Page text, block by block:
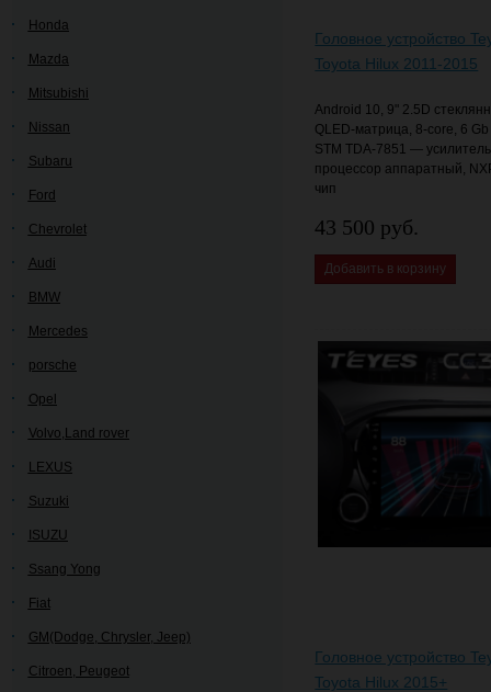
Honda
Mazda
Mitsubishi
Nissan
Subaru
Ford
Chevrolet
Audi
BMW
Mercedes
porsche
Opel
Volvo,Land rover
LEXUS
Suzuki
ISUZU
Ssang Yong
Fiat
GM(Dodge, Chrysler, Jeep)
Citroen, Peugeot
Головное устройство
Toyota Hilux 2011-2015
Android 10, 9" 2.5D
QLED-матрица, 8-core, 6
STM TDA-7851 —
процессор аппаратный,
чип
43 500 руб.
Добавить в корзину
Головное устройство
Toyota Hilux 2015+